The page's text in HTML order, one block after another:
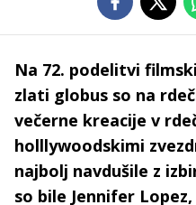
Na 72. podelitvi
zlati globus so na
večerne kreacije v
holllywoodskimi
najbolj navdušile z
so bile Jennifer